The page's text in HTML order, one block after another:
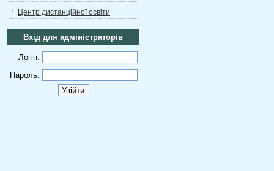
Центр дистанційної освіти
Вхід для адміністраторів
Логін:
Пароль: